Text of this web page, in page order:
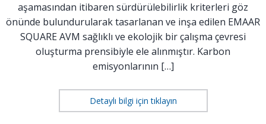
aşamasından itibaren sürdürülebilirlik kriterleri göz
önünde bulundurularak tasarlanan ve inşa edilen EMAAR
SQUARE AVM sağlıklı ve ekolojik bir çalışma çevresi
oluşturma prensibiyle ele alınmıştır. Karbon
emisyonlarının […]
Detaylı bilgi için tıklayın